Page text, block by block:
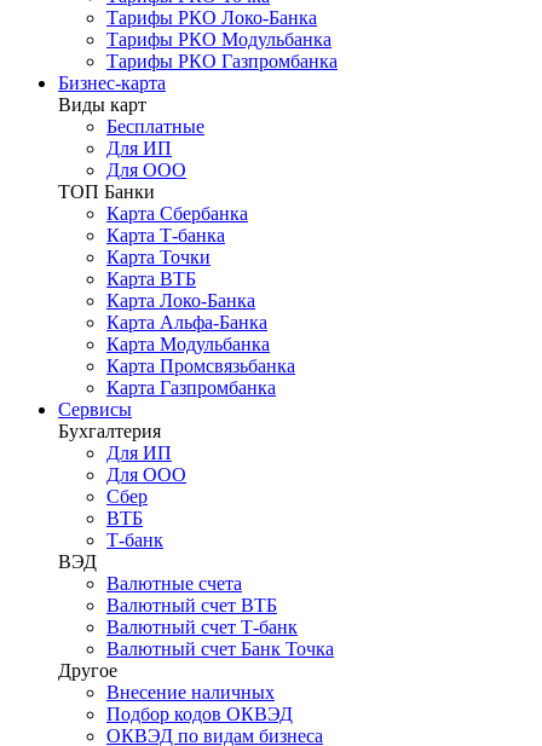
Тарифы РКО Локо-Банка
Тарифы РКО Модульбанка
Тарифы РКО Газпромбанка
Бизнес-карта
Виды карт
Бесплатные
Для ИП
Для ООО
ТОП Банки
Карта Сбербанка
Карта Т-банка
Карта Точки
Карта ВТБ
Карта Локо-Банка
Карта Альфа-Банка
Карта Модульбанка
Карта Промсвязьбанка
Карта Газпромбанка
Сервисы
Бухгалтерия
Для ИП
Для ООО
Сбер
ВТБ
Т-банк
ВЭД
Валютные счета
Валютный счет ВТБ
Валютный счет Т-банк
Валютный счет Банк Точка
Другое
Внесение наличных
Подбор кодов ОКВЭД
ОКВЭД по видам бизнеса